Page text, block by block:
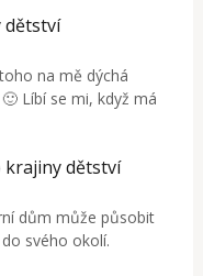
dětství
na mě dýchá
Líbí se mi, když má
krajiny dětství
dům může působit
svého okolí.